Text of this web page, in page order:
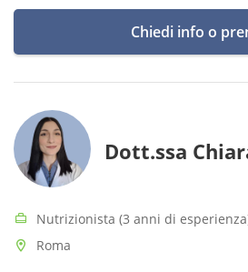
Chiedi info o
Dott.ssa
Nutrizionista (3 anni di
Roma